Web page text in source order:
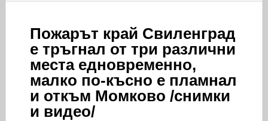
Пожарът край Свиленград
е тръгнал от три различни
места едновременно,
малко по-късно е пламнал
и откъм Момково /снимки
и видео/